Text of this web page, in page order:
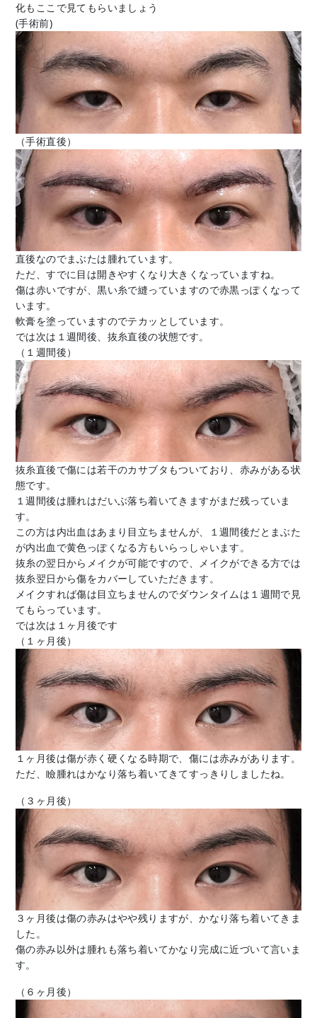
化もここで見てもらいましょう
(手術前)
（手術直後）
直後なのでまぶたは腫れています。
ただ、すでに目は開きやすくなり大きくなっていますね。
傷は赤いですが、黒い糸で縫っていますので赤黒っぽくなって
います。
軟膏を塗っていますのでテカッとしています。
では次は１週間後、抜糸直後の状態です。
（１週間後）
抜糸直後で傷には若干のカサブタもついており、赤みがある状
態です。
１週間後は腫れはだいぶ落ち着いてきますがまだ残っていま
す。
この方は内出血はあまり目立ちませんが、１週間後だとまぶた
が内出血で黄色っぽくなる方もいらっしゃいます。
抜糸の翌日からメイクが可能ですので、メイクができる方では
抜糸翌日から傷をカバーしていただきます。
メイクすれば傷は目立ちませんのでダウンタイムは１週間で見
てもらっています。
では次は１ヶ月後です
（１ヶ月後）
１ヶ月後は傷が赤く硬くなる時期で、傷には赤みがあります。
ただ、瞼腫れはかなり落ち着いてきてすっきりしましたね。
（３ヶ月後）
３ヶ月後は傷の赤みはやや残りますが、かなり落ち着いてきま
した。
傷の赤み以外は腫れも落ち着いてかなり完成に近づいて言いま
す。
（６ヶ月後）